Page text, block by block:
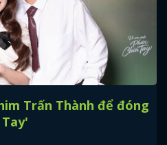
GOOGLE
Trấn Thành để đóng